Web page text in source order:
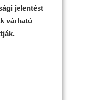
jelentést
várható